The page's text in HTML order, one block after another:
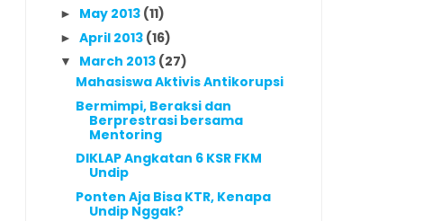
► May 2013 (11)
► April 2013 (16)
▼ March 2013 (27)
Mahasiswa Aktivis Antikorupsi
Bermimpi, Beraksi dan
Berprestrasi bersama
Mentoring
DIKLAP Angkatan 6 KSR FKM
Undip
Ponten Aja Bisa KTR, Kenapa
Undip Nggak?